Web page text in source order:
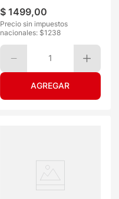
$ 1499,00
Precio sin impuestos
nacionales: $1238
1